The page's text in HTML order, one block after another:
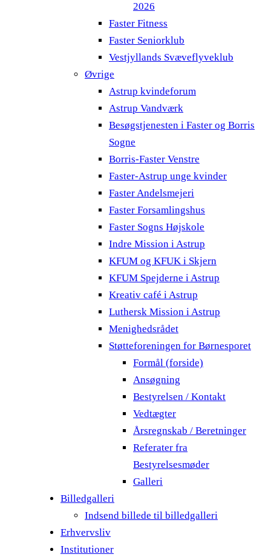
2026
Faster Fitness
Faster Seniorklub
Vestjyllands Svæveflyveklub
Øvrige
Astrup kvindeforum
Astrup Vandværk
Besøgstjenesten i Faster og Borris
Sogne
Borris-Faster Venstre
Faster-Astrup unge kvinder
Faster Andelsmejeri
Faster Forsamlingshus
Faster Sogns Højskole
Indre Mission i Astrup
KFUM og KFUK i Skjern
KFUM Spejderne i Astrup
Kreativ café i Astrup
Luthersk Mission i Astrup
Menighedsrådet
Støtteforeningen for Børnesporet
Formål (forside)
Ansøgning
Bestyrelsen / Kontakt
Vedtægter
Årsregnskab / Beretninger
Referater fra
Bestyrelsesmøder
Galleri
Billedgalleri
Indsend billede til billedgalleri
Erhvervsliv
Institutioner